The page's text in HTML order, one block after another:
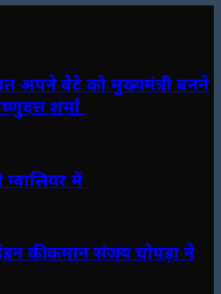
अपने बेटे को मुख्यमंत्री बनने
शर्मा
ग्वालियर में
की कमान संजय चोपड़ा ने